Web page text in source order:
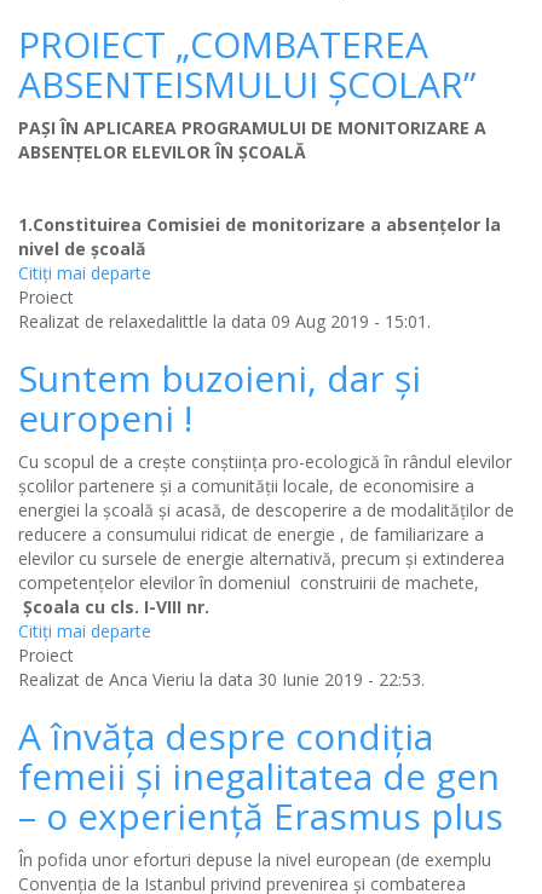
PROIECT „COMBATEREA
ABSENTEISMULUI ȘCOLAR”
PAŞI ÎN APLICAREA PROGRAMULUI DE MONITORIZARE A
ABSENŢELOR ELEVILOR ÎN ŞCOALĂ
1.Constituirea Comisiei de monitorizare a absenţelor la
nivel de şcoală
Citiţi mai departe
Proiect
Realizat de relaxedalittle la data 09 Aug 2019 - 15:01.
Suntem buzoieni, dar şi
europeni !
Cu scopul de a crește conștiința pro-ecologică în rândul elevilor
școlilor partenere și a comunității locale, de economisire a
energiei la școală și acasă, de descoperire a de modalităților de
reducere a consumului ridicat de energie , de familiarizare a
elevilor cu sursele de energie alternativă, precum și extinderea
competențelor elevilor în domeniul construirii de machete,
Şcoala cu cls. I-VIII nr.
Citiţi mai departe
Proiect
Realizat de Anca Vieriu la data 30 Iunie 2019 - 22:53.
A învăța despre condiția
femeii și inegalitatea de gen
– o experiență Erasmus plus
În pofida unor eforturi depuse la nivel european (de exemplu
Convenţia de la Istanbul privind prevenirea și combaterea